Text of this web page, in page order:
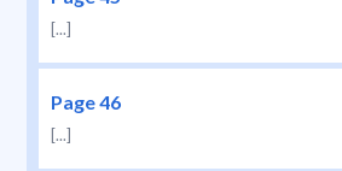
[...]
Page 46
[...]